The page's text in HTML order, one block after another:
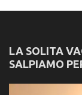
LA SOLITA
SALPIAMO